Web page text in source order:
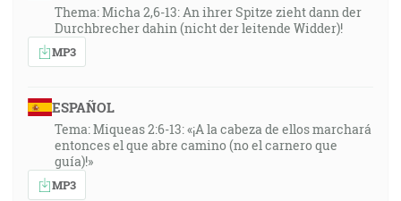
Thema: Micha 2,6-13: An ihrer Spitze zieht dann der
Durchbrecher dahin (nicht der leitende Widder)!
MP3
ESPAÑOL
Tema: Miqueas 2:6-13: «¡A la cabeza de ellos marchará
entonces el que abre camino (no el carnero que
guía)!»
MP3